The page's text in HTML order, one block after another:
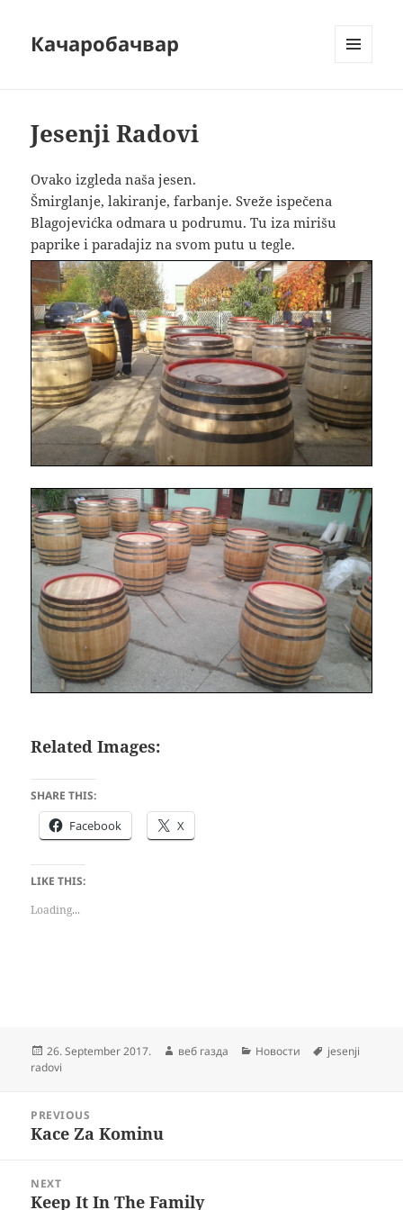
Качаробачвар
Jesenji Radovi
Ovako izgleda naša jesen.
Šmirglanje, lakiranje, farbanje. Sveže ispečena
Blagojevićka odmara u podrumu. Tu iza mirišu
paprike i paradajiz na svom putu u tegle.
Related Images:
SHARE THIS:
Facebook X
LIKE THIS:
Loading...
Posted
on
26. September 2017. Author
веб газда Categories
Новости Tags
jesenji
radovi
navigation
PREVIOUS
Previous
Kace Za Kominu
NEXT
Next
Keep It In The Family